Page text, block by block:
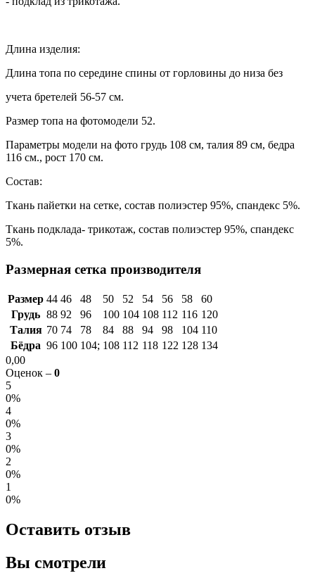
Длина изделия:
Длина топа по середине спины от горловины до низа без
учета бретелей 56-57 см.
Размер топа на фотомодели 52.
Параметры модели на фото грудь 108 см, талия 89 см, бедра
116 см., рост 170 см.
Состав:
Ткань пайетки на сетке, состав полиэстер 95%, спандекс 5%.
Ткань подклада- трикотаж, состав полиэстер 95%, спандекс
5%.
Размерная сетка производителя
Размер 44 46 48 50 52 54 56 58
60
Грудь 88 92 96 100 104 108 112 116 120
Талия 70 74 78 84 88 94 98 104 110
Бёдра 96 100 104; 108 112 118 122 128 134
0,00
Оценок – 0
5
0%
4
0%
3
0%
2
0%
1
0%
Оставить отзыв
Вы смотрели